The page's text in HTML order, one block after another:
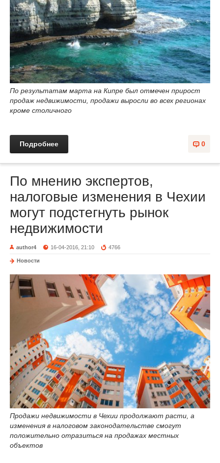
По результатам марта на Кипре был отмечен прирост
продаж недвижимости, продажи выросли во всех регионах
кроме столичного
0
Подробнее
По мнению экспертов,
налоговые изменения в Чехии
могут подстегнуть рынок
недвижимости
author4 16-04-2016, 21:10 4766
Новости
Продажи недвижимости в Чехии продолжают расти, а
изменения в налоговом законодательстве смогут
положительно отразиться на продажах местных
объектов